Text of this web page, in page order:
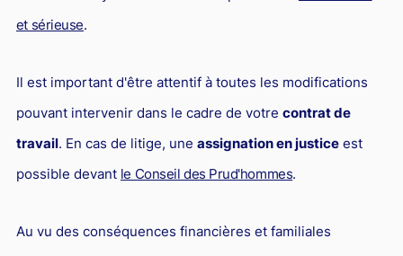
et sérieuse.
Il est important d'être attentif à toutes les modifications
pouvant intervenir dans le cadre de votre contrat de
travail. En cas de litige, une assignation en justiceest
possible devant le Conseil des Prud'hommes.
Au vu des conséquences financières et familiales